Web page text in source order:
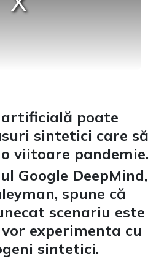
poate
sintetici care să
viitoare pandemie.
Google DeepMind,
spune că
scenariu este
experimenta cu
sintetici.